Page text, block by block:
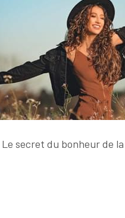
Le secret du bonheur de